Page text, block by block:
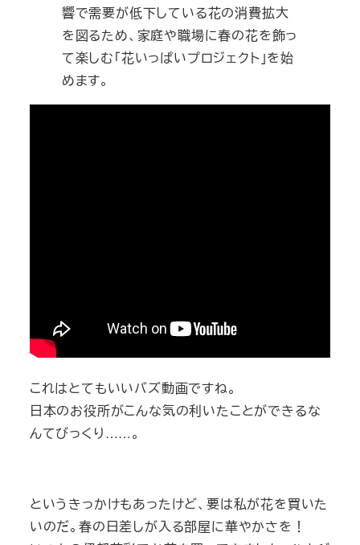
響で需要が低下している花の消費拡大
を図るため、家庭や職場に春の花を飾っ
て楽しむ「花いっぱいプロジェクト」を始
めます。
これはとてもいいバズ動画ですね。
日本のお役所がこんな気の利いたことができるな
んてびっくり……。
というきっかけもあったけど、要は私が花を買いた
いのだ。春の日差しが入る部屋に華やかさを！